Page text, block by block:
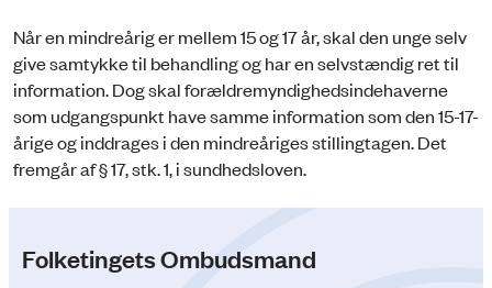
Når en mindreårig er mellem 15 og 17 år, skal den unge selv
give samtykke til behandling og har en selvstændig ret til
information. Dog skal forældremyndighedsindehaverne
som udgangspunkt have samme information som den 15-17-
årige og inddrages i den mindreåriges stillingtagen. Det
fremgår af § 17, stk. 1, i sundhedsloven.
Folketingets Ombudsmand